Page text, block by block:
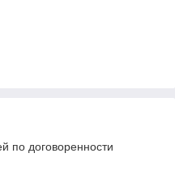
по договоренности